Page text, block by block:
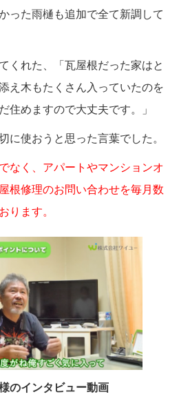
った雨樋も追加で全て新調して
くれた、「瓦屋根だった家はと
え木もたくさん入っていたのを
住めますので大丈夫です。」
に使おうと思った言葉でした。
なく、アパートやマンションオ
根修理のお問い合わせを毎月数
ります。
のインタビュー動画